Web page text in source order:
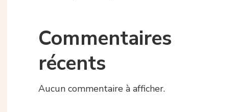
Commentaires
récents
Aucun commentaire à afficher.